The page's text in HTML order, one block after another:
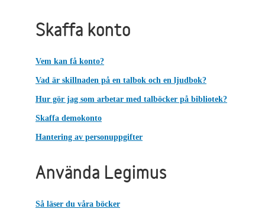
Skaffa konto
Vem kan få konto?
Vad är skillnaden på en talbok och en ljudbok?
Hur gör jag som arbetar med talböcker på bibliotek?
Skaffa demokonto
Hantering av personuppgifter
Använda Legimus
Så läser du våra böcker